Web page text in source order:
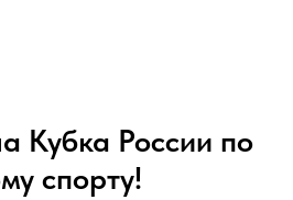
Кубка России по
спорту!